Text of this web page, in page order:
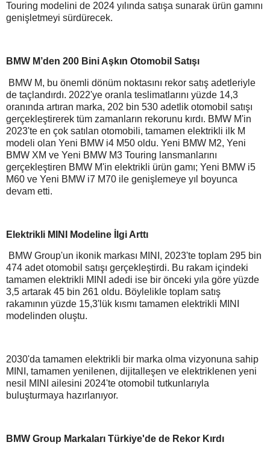
Touring modelini de 2024 yılında satışa sunarak ürün gamını
genişletmeyi sürdürecek.
BMW M’den 200 Bini Aşkın Otomobil Satışı
BMW M, bu önemli dönüm noktasını rekor satış adetleriyle
de taçlandırdı. 2022'ye oranla teslimatlarını yüzde 14,3
oranında artıran marka, 202 bin 530 adetlik otomobil satışı
gerçekleştirerek tüm zamanların rekorunu kırdı. BMW M'in
2023'te en çok satılan otomobili, tamamen elektrikli ilk M
modeli olan Yeni BMW i4 M50 oldu. Yeni BMW M2, Yeni
BMW XM ve Yeni BMW M3 Touring lansmanlarını
gerçekleştiren BMW M'in elektrikli ürün gamı; Yeni BMW i5
M60 ve Yeni BMW i7 M70 ile genişlemeye yıl boyunca
devam etti.
Elektrikli MINI Modeline İlgi Arttı
BMW Group'un ikonik markası MINI, 2023'te toplam 295 bin
474 adet otomobil satışı gerçekleştirdi. Bu rakam içindeki
tamamen elektrikli MINI adedi ise bir önceki yıla göre yüzde
3,5 artarak 45 bin 261 oldu. Böylelikle toplam satış
rakamının yüzde 15,3'lük kısmı tamamen elektrikli MINI
modelinden oluştu.
2030'da tamamen elektrikli bir marka olma vizyonuna sahip
MINI, tamamen yenilenen, dijitalleşen ve elektriklenen yeni
nesil MINI ailesini 2024'te otomobil tutkunlarıyla
buluşturmaya hazırlanıyor.
BMW Group Markaları Türkiye'de de Rekor Kırdı